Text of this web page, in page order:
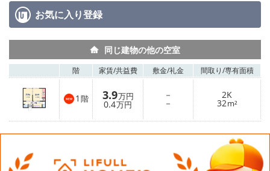
お気に入り登録
同じ建物の他の空室
階 家賃/共益費 敷金/礼金 間取り/専有面積
1 階 3.9万円
0.4万円
－
－
2K
32m²